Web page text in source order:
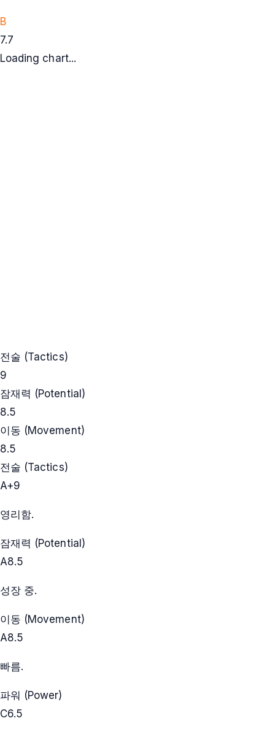
B
7.7
Loading chart...
전술 (Tactics)
9
잠재력 (Potential)
8.5
이동 (Movement)
8.5
전술 (Tactics)
A+9
영리함.
잠재력 (Potential)
A8.5
성장 중.
이동 (Movement)
A8.5
빠름.
파워 (Power)
C6.5